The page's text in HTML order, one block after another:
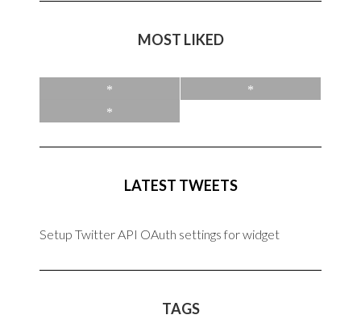
MOST LIKED
LATEST TWEETS
Setup Twitter API OAuth settings for widget
TAGS